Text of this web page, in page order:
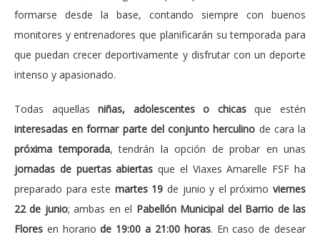
formarse desde la base, contando siempre con buenos
monitores y entrenadores que planificarán su temporada para
que puedan crecer deportivamente y disfrutar con un deporte
intenso y apasionado.
Todas aquellasniñas, adolescentes o chicasque estén
interesadas en formar parte del conjunto herculino de cara la
próxima temporada, tendrán la opción de probar en unas
jornadas de puertas abiertasque el Viaxes Amarelle FSF ha
preparado para este martes 19de junio y el próximoviernes
22 de junio; ambas en el Pabellón Municipal del Barrio de las
Flores en horariode 19:00 a 21:00 horas. En caso de desear